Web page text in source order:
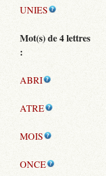
UNIES
Mot(s) de 4 lettres
:
ABRI
ATRE
MOIS
ONCE